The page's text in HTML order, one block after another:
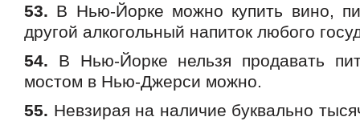
53. В Нью-Йорке можно купить вино,
другой алкогольный напиток любого
54. В Нью-Йорке нельзя продавать
мостом в Нью-Джерси можно.
55. Невзирая на наличие буквально